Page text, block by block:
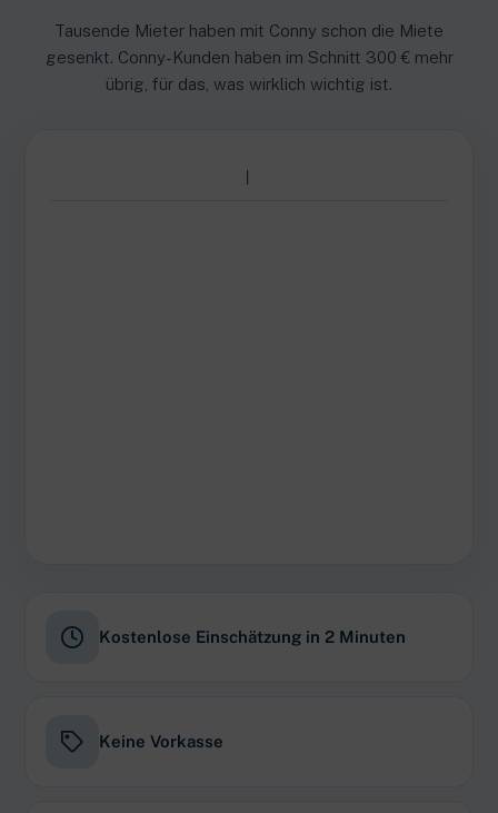
Tausende Mieter haben mit Conny schon die Miete
gesenkt. Conny-Kunden haben im Schnitt 300 € mehr
übrig, für das, was wirklich wichtig ist.
Kostenlose Einschätzung in 2 Minuten
Keine Vorkasse